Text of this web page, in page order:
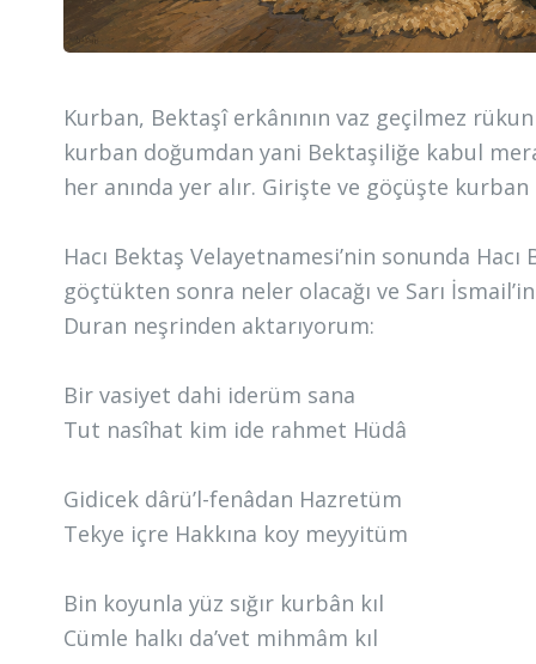
Kurban, Bektaşî erkânının vaz geçilmez
kurban doğumdan yani Bektaşiliğe kabul
her anında yer alır. Girişte ve göçüşte kurban
Hacı Bektaş Velayetnamesi’nin sonunda
göçtükten sonra neler olacağı ve Sarı
Duran neşrinden aktarıyorum:
Bir vasiyet dahi iderüm sana
Tut nasîhat kim ide rahmet Hüdâ
Gidicek dârü’l-fenâdan Hazretüm
Tekye içre Hakkına koy meyyitüm
Bin koyunla yüz sığır kurbân kıl
Cümle halkı da’vet mihmâm kıl